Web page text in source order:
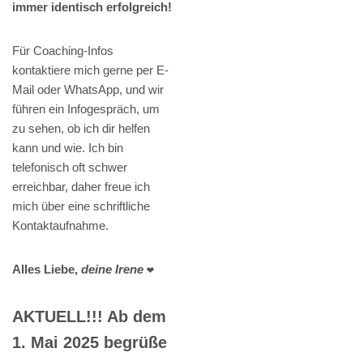
immer identisch erfolgreich!
Für Coaching-Infos
kontaktiere mich gerne per E-
Mail oder WhatsApp, und wir
führen ein Infogespräch, um
zu sehen, ob ich dir helfen
kann und wie. Ich bin
telefonisch oft schwer
erreichbar, daher freue ich
mich über eine schriftliche
Kontaktaufnahme.
Alles Liebe, deine Irene ❤️
AKTUELL!!! Ab dem
1. Mai 2025 begrüße